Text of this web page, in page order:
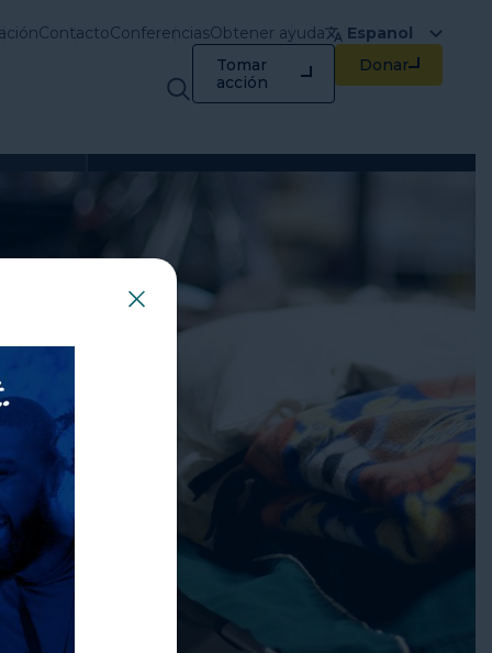
ContactoConferenciasObtener ayuda
Espanol
Tomar
acción
Donar